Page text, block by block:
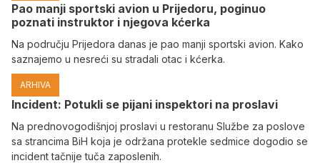
Pao manji sportski avion u Prijedoru, poginuo
poznati instruktor i njegova kćerka
Na području Prijedora danas je pao manji sportski avion. Kako
saznajemo u nesreći su stradali otac i kćerka.
ARHIVA
Incident: Potukli se pijani inspektori na proslavi
Na prednovogodišnjoj proslavi u restoranu Službe za poslove
sa strancima BiH koja je održana protekle sedmice dogodio se
incident tačnije tuča zaposlenih.